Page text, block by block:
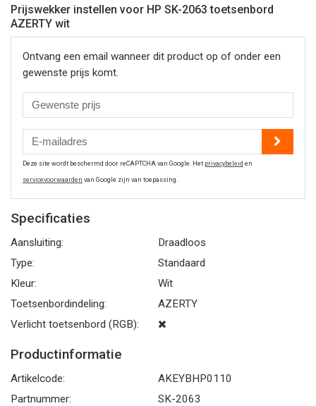
Prijswekker instellen voor HP SK-2063 toetsenbord
AZERTY wit
Ontvang een email wanneer dit product op of onder een
gewenste prijs komt.
Deze site wordt beschermd door reCAPTCHA van Google. Het privacybeleid en
servicevoorwaarden van Google zijn van toepassing.
Specificaties
Aansluiting:
Draadloos
Type:
Standaard
Kleur:
Wit
Toetsenbordindeling:
AZERTY
Verlicht toetsenbord (RGB):
Productinformatie
Artikelcode:
AKEYBHP0110
Partnummer:
SK-2063